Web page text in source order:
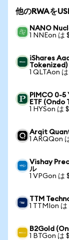
他のRWAを
NANO
1 NNEon は
iShares
Tokenized)
1 QLTAon
PIMCO 0-
ETF (Ondo
1 HYSon は
Arqit
1 ARQQon
Vishay
ル
1 VPGon は
TTM
1 TTMIon
B2Gold
1 BTGon は